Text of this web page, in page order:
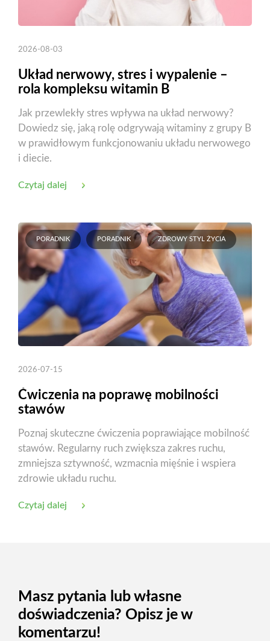
2026-08-03
Układ nerwowy, stres i wypalenie –
rola kompleksu witamin B
Jak przewlekły stres wpływa na układ nerwowy?
Dowiedz się, jaką rolę odgrywają witaminy z grupy B
w prawidłowym funkcjonowaniu układu nerwowego
i diecie.
Czytaj dalej
PORADNIK PORADNIK ZDROWY STYL ŻYCIA
2026-07-15
Ćwiczenia na poprawę mobilności
stawów
Poznaj skuteczne ćwiczenia poprawiające mobilność
stawów. Regularny ruch zwiększa zakres ruchu,
zmniejsza sztywność, wzmacnia mięśnie i wspiera
zdrowie układu ruchu.
Czytaj dalej
Masz pytania lub własne
doświadczenia? Opisz je w
komentarzu!